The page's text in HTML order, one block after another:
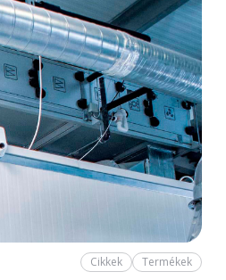
Cikkek Termékek